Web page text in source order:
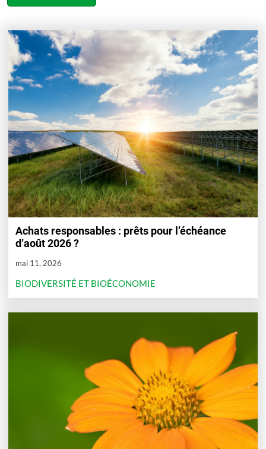
Achats responsables : prêts pour l’échéance
d’août 2026 ?
mai 11, 2026
BIODIVERSITÉ ET BIOÉCONOMIE